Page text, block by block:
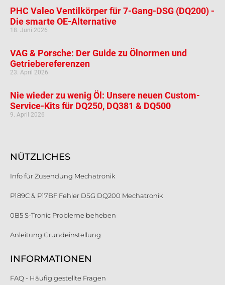
PHC Valeo Ventilkörper für 7-Gang-DSG (DQ200) -
Die smarte OE-Alternative
18. Juni 2026
VAG & Porsche: Der Guide zu Ölnormen und
Getriebereferenzen
23. April 2026
Nie wieder zu wenig Öl: Unsere neuen Custom-
Service-Kits für DQ250, DQ381 & DQ500
9. April 2026
NÜTZLICHES
Info für Zusendung Mechatronik
P189C & P17BF Fehler DSG DQ200 Mechatronik
0B5 S-Tronic Probleme beheben
Anleitung Grundeinstellung
INFORMATIONEN
FAQ - Häufig gestellte Fragen